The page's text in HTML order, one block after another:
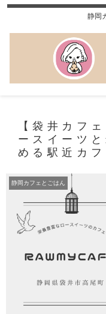
静岡
【袋井カフ
ースイーツ
める駅近カフ
静岡カフェとごはん